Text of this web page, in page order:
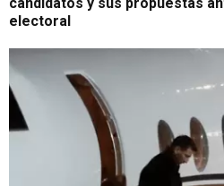
electoral